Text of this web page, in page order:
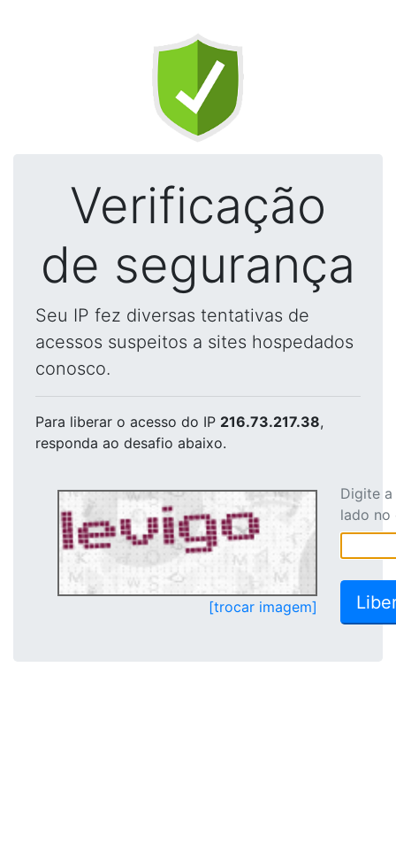
Verificação
de segurança
Seu IP fez diversas tentativas de
acessos suspeitos a sites hospedados
conosco.
Para liberar o acesso do IP 216.73.217.38,
responda ao desafio abaixo.
[trocar imagem]
Digite
lado no